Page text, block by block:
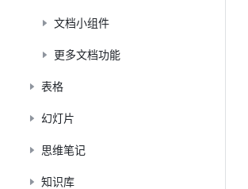
文档小组件
更多文档功能
表格
幻灯片
思维笔记
知识库